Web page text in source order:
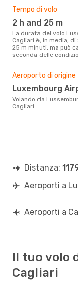
1 Scalo
CAG- LUX
Tempo di volo
2 h and 25 m
La durata del volo Lussemburgo
Cagliari è, in media, di
25 m minuti, ma può
seconda delle
Aeroporto di origine
Luxembourg
Volando da Lussemburgo a
Cagliari
Distanza:
Aeroporti a
Aeroporti a
Il tuo volo
Cagliari